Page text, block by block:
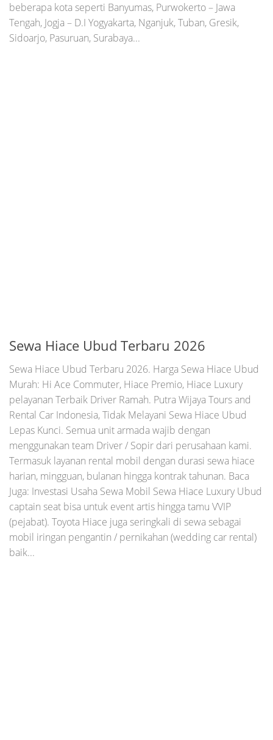
beberapa kota seperti Banyumas, Purwokerto – Jawa
Tengah, Jogja – D.I Yogyakarta, Nganjuk, Tuban, Gresik,
Sidoarjo, Pasuruan, Surabaya...
Sewa Hiace Ubud Terbaru 2026
Sewa Hiace Ubud Terbaru 2026. Harga Sewa Hiace Ubud
Murah: Hi Ace Commuter, Hiace Premio, Hiace Luxury
pelayanan Terbaik Driver Ramah. Putra Wijaya Tours and
Rental Car Indonesia, Tidak Melayani Sewa Hiace Ubud
Lepas Kunci. Semua unit armada wajib dengan
menggunakan team Driver / Sopir dari perusahaan kami.
Termasuk layanan rental mobil dengan durasi sewa hiace
harian, mingguan, bulanan hingga kontrak tahunan. Baca
Juga: Investasi Usaha Sewa Mobil Sewa Hiace Luxury Ubud
captain seat bisa untuk event artis hingga tamu VVIP
(pejabat). Toyota Hiace juga seringkali di sewa sebagai
mobil iringan pengantin / pernikahan (wedding car rental)
baik...